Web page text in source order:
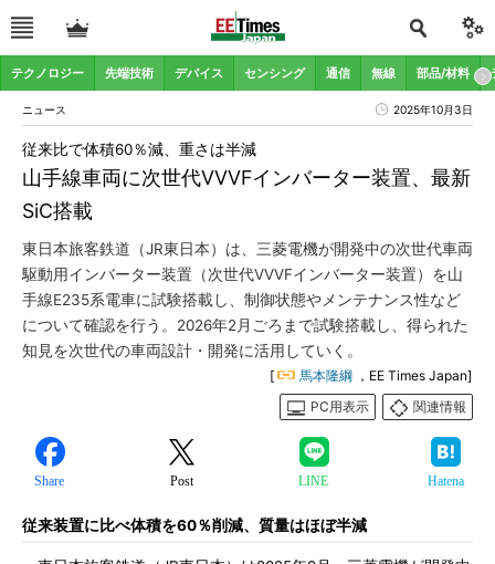
テクノロジー 先端技術 デバイス センシング 通信 無線 部品/材料
ニュース 2025年10月3日
山手線車両に次世代VVVFインバーター装置、最新
SiC搭載
従来比で体積60％減、重さは半減
東日本旅客鉄道（JR東日本）は、三菱電機が開発中の次世代車両
駆動用インバーター装置（次世代VVVFインバーター装置）を山
手線E235系電車に試験搭載し、制御状態やメンテナンス性など
について確認を行う。2026年2月ごろまで試験搭載し、得られた
知見を次世代の車両設計・開発に活用していく。
[ 馬本隆綱 ，EE Times Japan]
PC用表示
関連情報
Share Post LINE Hatena
従来装置に比べ体積を60％削減、質量はほぼ半減